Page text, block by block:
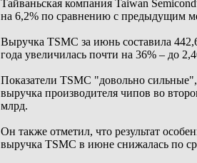
Тайваньская компания Taiwan
на 6,2% по сравнению с предыдущим
Выручка TSMC за июнь составила
года увеличилась почти на 36% – до
Показатели TSMC "довольно
выручка производителя чипов во
млрд.
Он также отметил, что результат
выручка TSMC в июне снижалась по